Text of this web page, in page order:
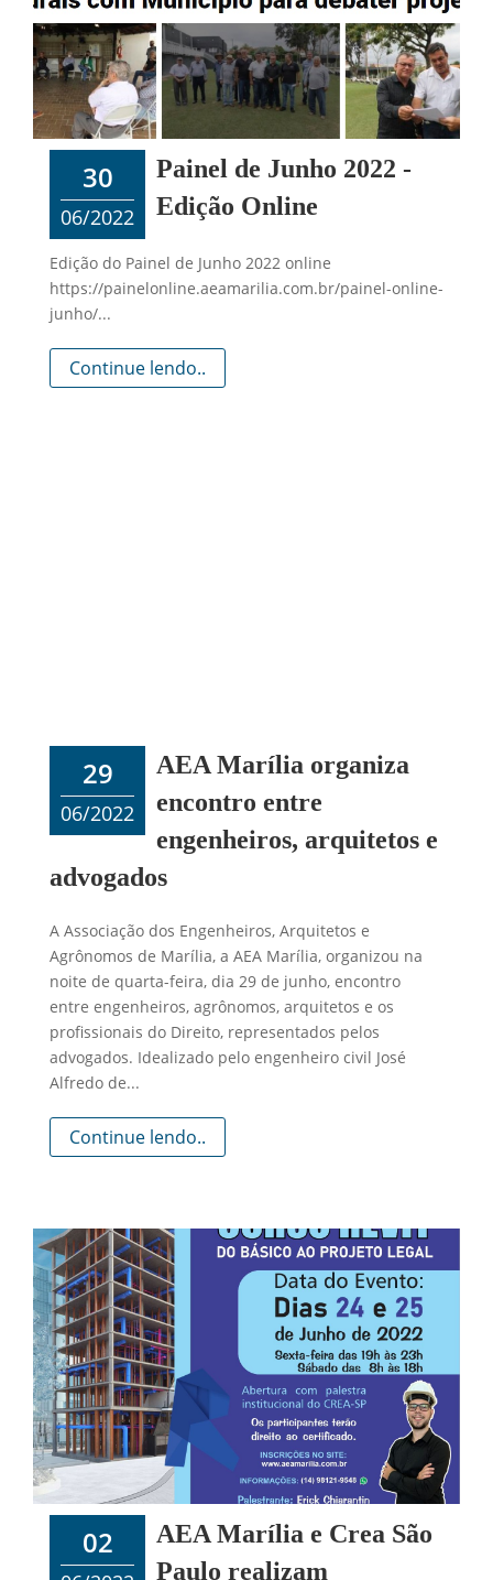
30
06/2022
Painel de Junho 2022 -
Edição Online
Edição do Painel de Junho 2022 online
https://painelonline.aeamarilia.com.br/painel-online-
junho/...
Continue lendo..
29
06/2022
AEA Marília organiza
encontro entre
engenheiros, arquitetos e
advogados
A Associação dos Engenheiros, Arquitetos e
Agrônomos de Marília, a AEA Marília, organizou na
noite de quarta-feira, dia 29 de junho, encontro
entre engenheiros, agrônomos, arquitetos e os
profissionais do Direito, representados pelos
advogados. Idealizado pelo engenheiro civil José
Alfredo de...
Continue lendo..
02
AEA Marília e Crea São
Paulo realizam